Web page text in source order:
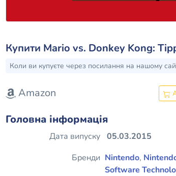
Купити Mario vs. Donkey Kong:
Коли ви купуєте через посилання на нашому
Amazon
Головна інформація
Дата випуску 05.03.2015
Бренди Nintendo,
Software